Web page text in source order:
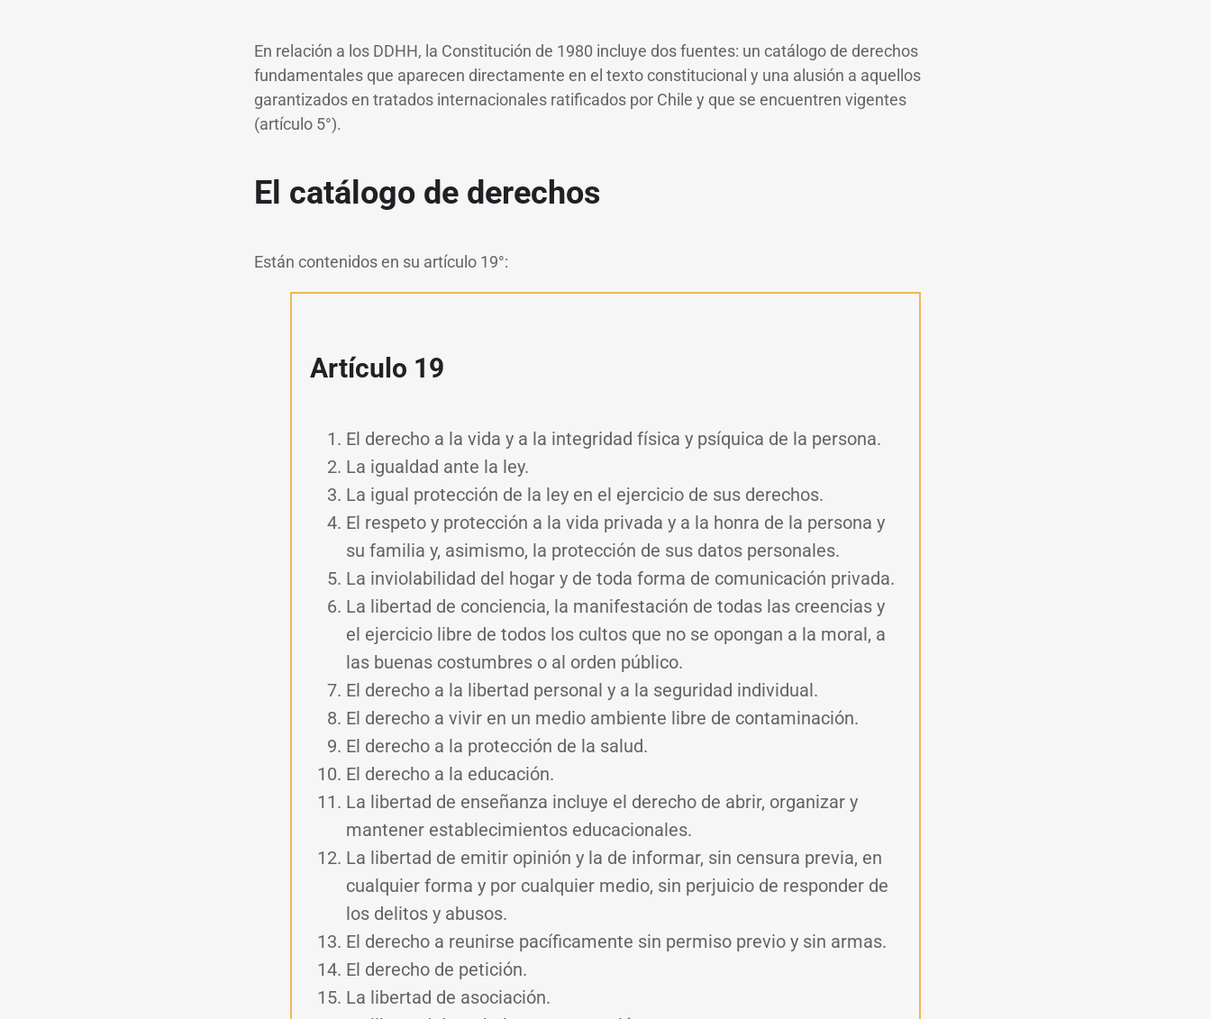
En relación a los DDHH, la Constitución de 1980 incluye dos fuentes: un catálogo de derechos
fundamentales que aparecen directamente en el texto constitucional y una alusión a aquellos
garantizados en tratados internacionales ratificados por Chile y que se encuentren vigentes
(artículo 5°).
El catálogo de derechos
Están contenidos en su artículo 19°:
Artículo 19
El derecho a la vida y a la integridad física y psíquica de la persona.
La igualdad ante la ley.
La igual protección de la ley en el ejercicio de sus derechos.
El respeto y protección a la vida privada y a la honra de la persona y
su familia y, asimismo, la protección de sus datos personales.
La inviolabilidad del hogar y de toda forma de comunicación privada.
La libertad de conciencia, la manifestación de todas las creencias y
el ejercicio libre de todos los cultos que no se opongan a la moral, a
las buenas costumbres o al orden público.
El derecho a la libertad personal y a la seguridad individual.
El derecho a vivir en un medio ambiente libre de contaminación.
El derecho a la protección de la salud.
El derecho a la educación.
La libertad de enseñanza incluye el derecho de abrir, organizar y
mantener establecimientos educacionales.
La libertad de emitir opinión y la de informar, sin censura previa, en
cualquier forma y por cualquier medio, sin perjuicio de responder de
los delitos y abusos.
El derecho a reunirse pacíficamente sin permiso previo y sin armas.
El derecho de petición.
La libertad de asociación.